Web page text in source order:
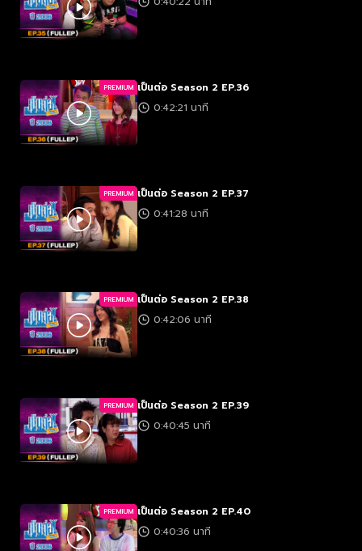
PREMIUM เป็นต่อ Season 2 EP.36
0:42:21 นาที
PREMIUM เป็นต่อ Season 2 EP.37
0:41:28 นาที
PREMIUM เป็นต่อ Season 2 EP.38
0:42:06 นาที
PREMIUM เป็นต่อ Season 2 EP.39
0:40:45 นาที
PREMIUM เป็นต่อ Season 2 EP.40
0:40:36 นาที